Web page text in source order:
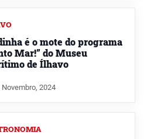
é o mote do programa
Mar!” do Museu
de Ílhavo
Novembro, 2024